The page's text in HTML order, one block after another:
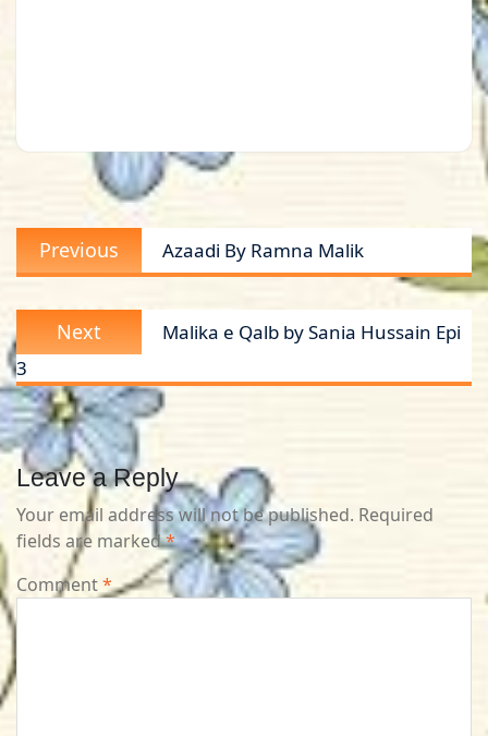
Post
navigation
Previous
Previous
post:
Azaadi By Ramna Malik
Next
Next
post:
Malika e Qalb by Sania Hussain Epi
3
Leave a Reply
Your email address will not be published. Required
fields are marked*
Comment*